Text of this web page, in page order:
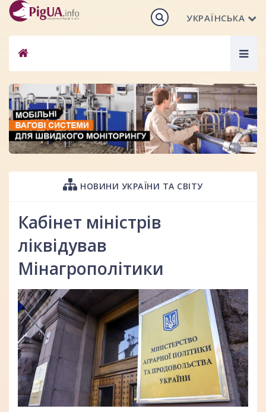
УКРАЇНСЬКА
НОВИНИ УКРАЇНИ ТА СВІТУ
Кабінет міністрів
ліквідував
Мінагрополітики